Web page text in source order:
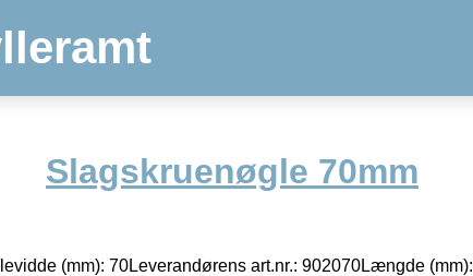
Slagskruenøgle 70mm
(mm): 70Leverandørens art.nr.: 902070Længde (mm):